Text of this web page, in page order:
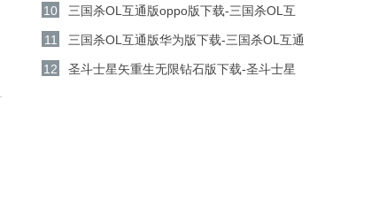
v1.23安卓版下载
10
三国杀OL互通版oppo版下载-三国杀OL互
通版oppo手机游戏v3.9.0安卓版下载
11
三国杀OL互通版华为版下载-三国杀OL互通
版华为游戏v3.9.0安卓版下载
12
圣斗士星矢重生无限钻石版下载-圣斗士星